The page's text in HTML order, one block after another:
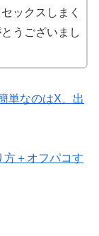
ックスしまく
うございまし
単なのはX、出
方＋オフパコす